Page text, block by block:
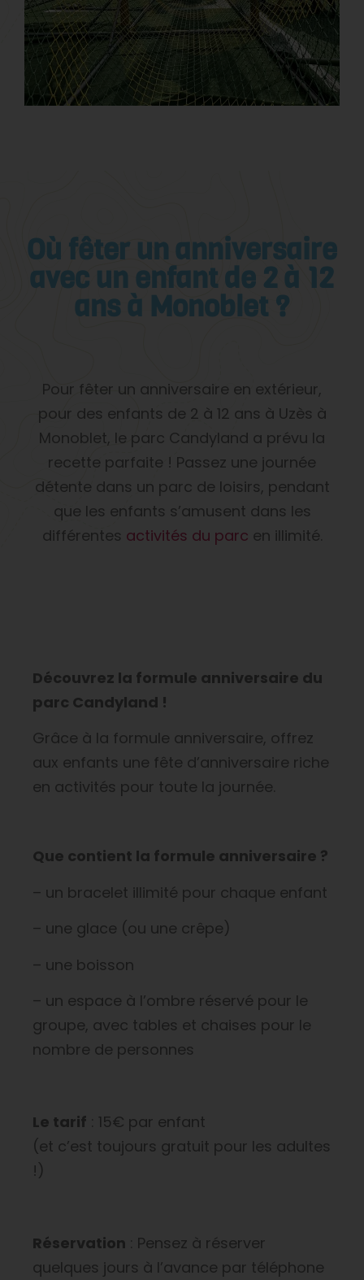
Où fêter un anniversaire
avec un enfant de 2 à 12
ans à Monoblet ?
Pour fêter un anniversaire en extérieur,
pour des enfants de 2 à 12 ans à Uzès à
Monoblet, le parc Candyland a prévu la
recette parfaite ! Passez une journée
détente dans un parc de loisirs, pendant
que les enfants s’amusent dans les
différentes activités du parc en illimité.
Découvrez la formule anniversaire du
parc Candyland !
Grâce à la formule anniversaire, offrez
aux enfants une fête d’anniversaire riche
en activités pour toute la journée.
Que contient la formule anniversaire ?
– un bracelet illimité pour chaque enfant
– une glace (ou une crêpe)
– une boisson
– un espace à l’ombre réservé pour le
groupe, avec tables et chaises pour le
nombre de personnes
Le tarif : 15€ par enfant
(et c’est toujours gratuit pour les adultes
!)
Réservation : Pensez à réserver
quelques jours à l’avance par téléphone